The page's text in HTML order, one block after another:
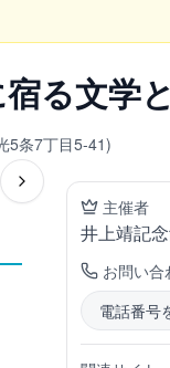
る文学
5条7丁目5-41)
主催者
井上靖記
お問い合
電話番号